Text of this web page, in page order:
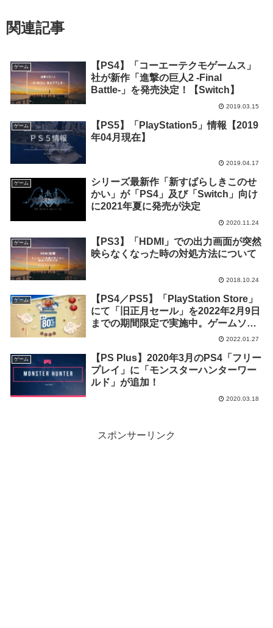
関連記事
ゲーム
【PS4】「コーエーテクモゲームス」
社が新作「進撃の巨人2 -Final
Battle-」を発売決定！【Switch】
2019.03.15
ゲーム
【PS5】「PlayStation5」情報【2019
年04月現在】
2019.04.17
ゲーム
シリーズ最新作「新すばらしきこのせ
かい」が「PS4」及び「Switch」向け
に2021年夏に発売が決定
2020.11.24
ゲーム
【PS3】「HDMI」での出力画面が突然
映らなくなった時の対処方法について
2018.10.24
ゲーム
【PS4／PS5】「PlayStation Store」
にて「旧正月セール」を2022年2月9日
までの期間限定で実施中。ゲームソフ
2022.01.27
ゲーム
【PS Plus】2020年3月のPS4「フリー
プレイ」に「モンスターハンターワー
ルド」が追加！
2020.03.18
スポンサーリンク